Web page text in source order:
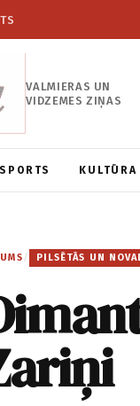
VALMIERAS UN
VIDZEMES ZIŅAS
SPORTS KULTŪRA
/ PILSĒTĀS UN